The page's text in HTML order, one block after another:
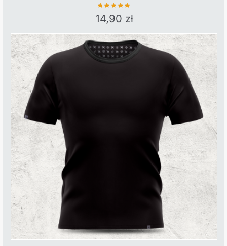
14,90 zł
This
product
has